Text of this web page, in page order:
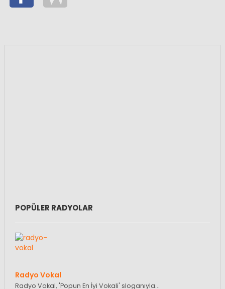
POPÜLER RADYOLAR
Radyo Vokal
Radyo Vokal, 'Popun En İyi Vokali' sloganıyla…